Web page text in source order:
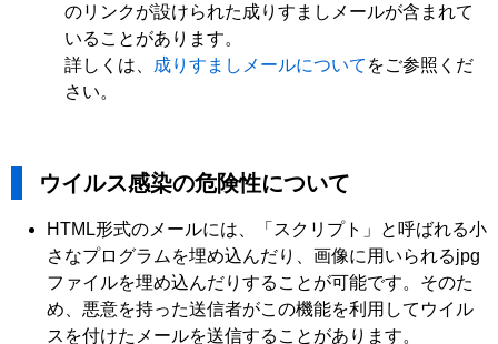
のリンクが設けられた成りすましメールが含まれて
いることがあります。
詳しくは、
成りすましメールについて をご参照くだ
さい。
ウイルス感染の危険性について
HTML形式のメールには、「スクリプト」と呼ばれる小
さなプログラムを埋め込んだり、画像に用いられるjpg
ファイルを埋め込んだりすることが可能です。そのた
め、悪意を持った送信者がこの機能を利用してウイル
スを付けたメールを送信することがあります。